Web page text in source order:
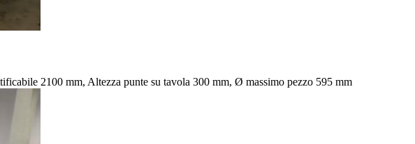
2100 mm, Altezza punte su tavola 300 mm, Ø massimo pezzo 595 mm